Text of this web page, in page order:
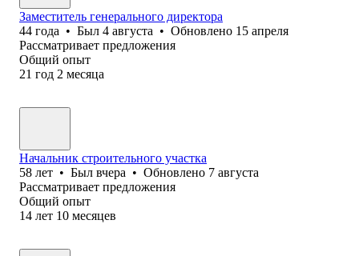
Заместитель генерального директора
44 года • Был 4 августа • Обновлено 15 апреля
Рассматривает предложения
Общий опыт
21 год 2 месяца
Начальник строительного участка
58 лет • Был вчера • Обновлено 7 августа
Рассматривает предложения
Общий опыт
14 лет 10 месяцев